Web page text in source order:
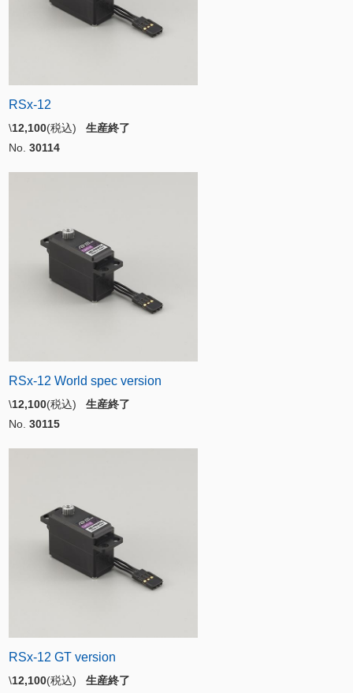
RSx-12
\12,100(税込) 生産終了
No. 30114
RSx-12 World spec version
\12,100(税込) 生産終了
No. 30115
RSx-12 GT version
\12,100(税込) 生産終了